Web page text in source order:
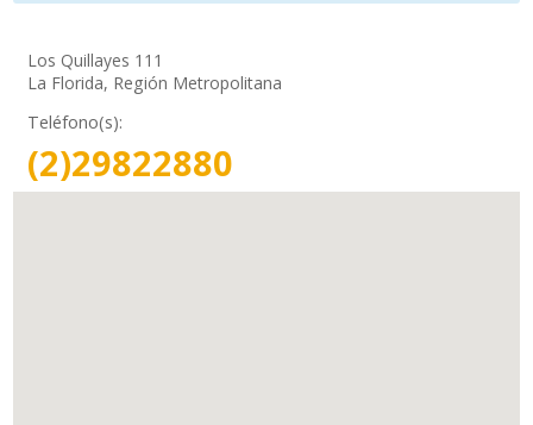
Los Quillayes 111
La Florida, Región Metropolitana
Teléfono(s):
(2)29822880